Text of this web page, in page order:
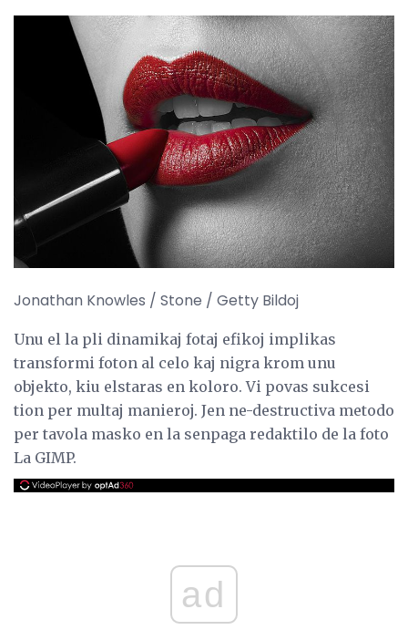
Jonathan Knowles / Stone / Getty Bildoj
Unu el la pli dinamikaj fotaj efikoj implikas
transformi foton al celo kaj nigra krom unu
objekto, kiu elstaras en koloro. Vi povas sukcesi
tion per multaj manieroj. Jen ne-destructiva metodo
per tavola masko en la senpaga redaktilo de la foto
La GIMP.
ad